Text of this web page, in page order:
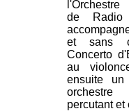
l'Orchestre
de Radio
et sans
Concerto
au
ensuite un
percutant et